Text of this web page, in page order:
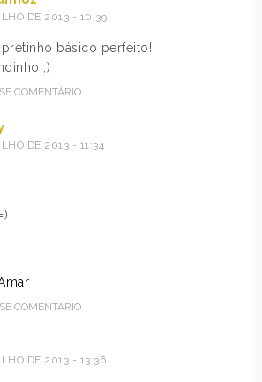
DE 2013 - 10:39
básico perfeito!
;)
COMENTÁRIO
DE 2013 - 11:34
COMENTÁRIO
DE 2013 - 13:36